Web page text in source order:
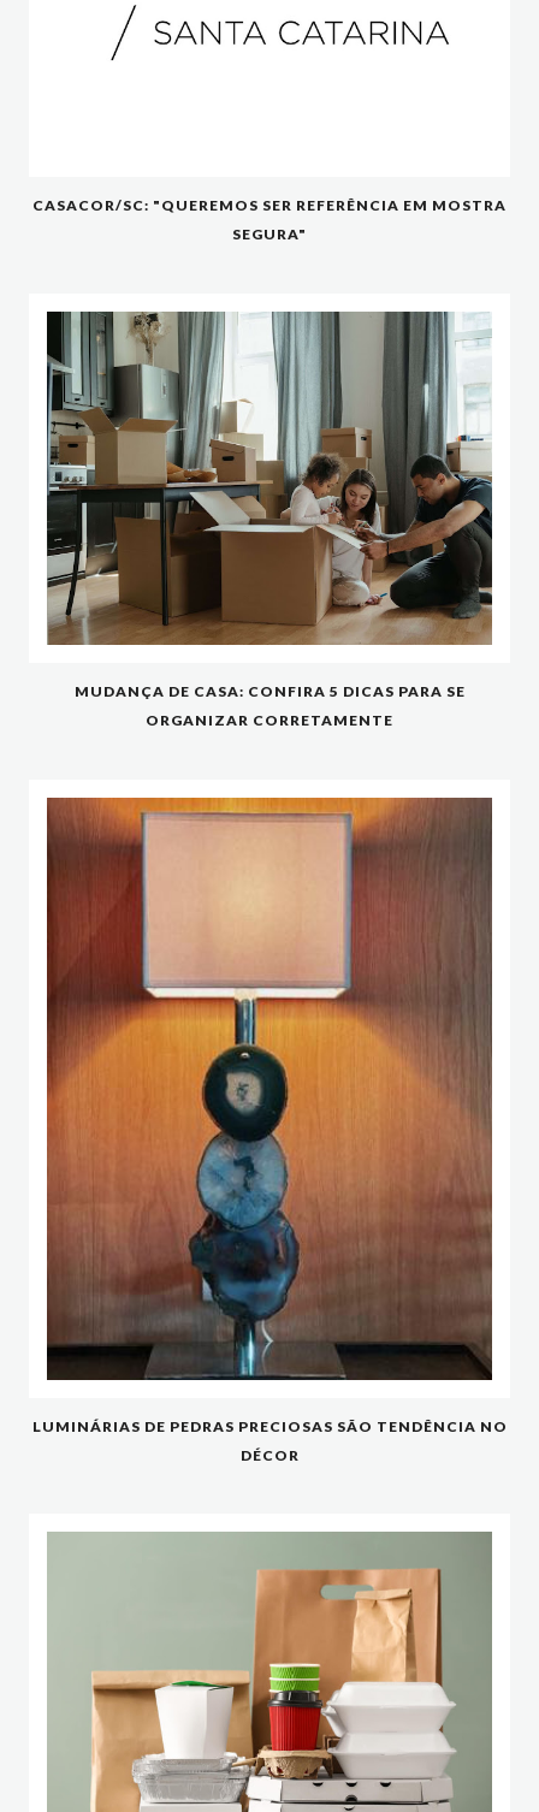
CASACOR/SC: "QUEREMOS SER REFERÊNCIA EM MOSTRA
SEGURA"
MUDANÇA DE CASA: CONFIRA 5 DICAS PARA SE
ORGANIZAR CORRETAMENTE
LUMINÁRIAS DE PEDRAS PRECIOSAS SÃO TENDÊNCIA NO
DÉCOR